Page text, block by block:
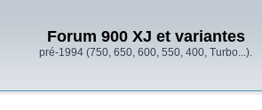
Forum 900 XJ et variantes
pré-1994 (750, 650, 600, 550, 400, Turbo...).